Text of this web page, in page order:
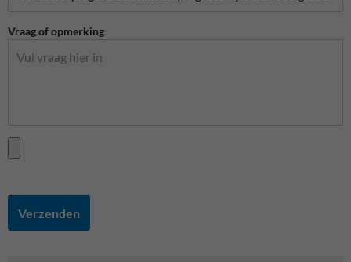
Vraag of opmerking
Verzenden